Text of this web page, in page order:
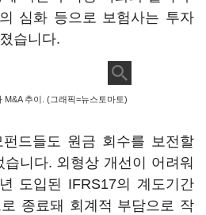
심화 등으로 보험사는 투자
습니다.
M&A 추이. (그래픽=뉴스토마토)
드들도 원금 회수를 보전할
니다. 외형상 개선이 어려워
도입된 IFRS17의 계도기간
종료돼 회계적 부담으로 작